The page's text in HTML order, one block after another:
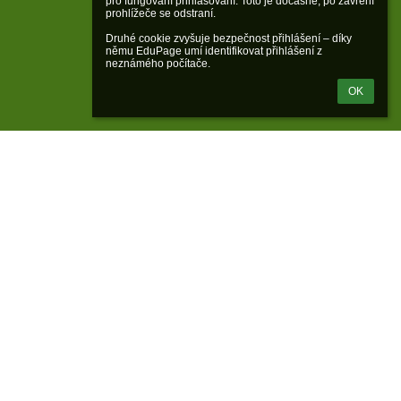
prohlížeče se odstraní.
Druhé cookie zvyšuje bezpečnost přihlášení – díky
němu EduPage umí identifikovat přihlášení z
neznámého počítače.
OK